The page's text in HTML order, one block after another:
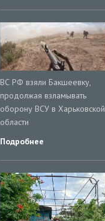
ВС РФ взяли Бакшеевку,
продолжая взламывать
оборону ВСУ в Харьковской
области
Подробнее